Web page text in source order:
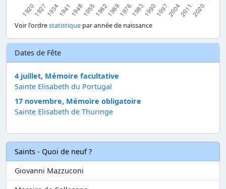
Voir l'ordrestatistique par année de naissance
Dates de Fête
4 juillet, Mémoire facultative
Sainte Elisabeth du Portugal
17 novembre, Mémoire obligatoire
Sainte Elisabeth de Thuringe
Saints - Quoi de neuf ?
Giovanni Mazzuconi